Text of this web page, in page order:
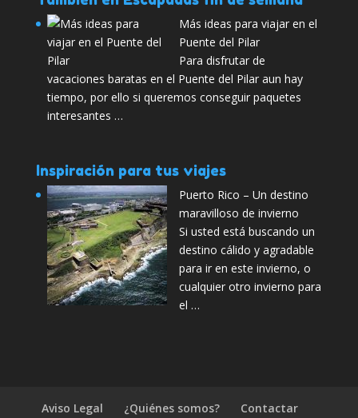
Más ideas para viajar en el
Puente del Pilar
Para disfrutar de
vacaciones baratas en el Puente del Pilar aun hay
tiempo, por ello si queremos conseguir paquetes
interesantes …
Inspiración para tus viajes
Puerto Rico – Un destino
maravilloso de invierno
Si usted está buscando un
destino cálido y agradable
para ir en este invierno, o
cualquier otro invierno para
el …
Aviso Legal ¿Quiénes somos? Contactar